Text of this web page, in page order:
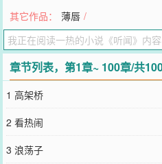
语摇头。她与周灵昀并不相熟，只
女人像她。-温知语和周灵昀在一起
假包换的乖乖女与不折不扣的浪荡
的人能走到一起。温知语的好友对
调侃：“灵昀，可别玩儿人家小姑娘
人看到周家那位向来心狠慵懒、说
姑娘的手不放，凶冷地质问：“你他
人埋头入她颈间：“哄哄我吧，求你
断就断sc——《夏夜事故》↓——赵家
新闻板块登顶已然持续半月，酬金
的路上捡到了一个重伤的男人，看着
其它作品： 薄唇 /
章节列表，第1章~ 100章/共
1 高架桥
2 看热闹
3 浪荡子